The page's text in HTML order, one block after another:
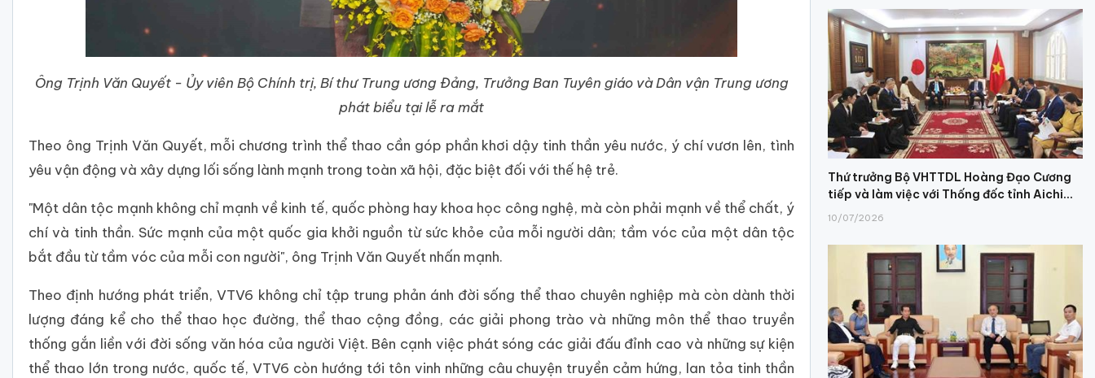
Ông Trịnh Văn Quyết - Ủy viên Bộ Chính trị, Bí thư Trung ương Đảng, Trưởng Ban Tuyên giáo và Dân vận Trung ương
phát biểu tại lễ ra mắt
Theo ông Trịnh Văn Quyết, mỗi chương trình thể thao cần góp phần khơi dậy tinh thần yêu nước, ý chí vươn lên, tình
yêu vận động và xây dựng lối sống lành mạnh trong toàn xã hội, đặc biệt đối với thế hệ trẻ.
"Một dân tộc mạnh không chỉ mạnh về kinh tế, quốc phòng hay khoa học công nghệ, mà còn phải mạnh về thể chất, ý
chí và tinh thần. Sức mạnh của một quốc gia khởi nguồn từ sức khỏe của mỗi người dân; tầm vóc của một dân tộc
bắt đầu từ tầm vóc của mỗi con người", ông Trịnh Văn Quyết nhấn mạnh.
Theo định hướng phát triển, VTV6 không chỉ tập trung phản ánh đời sống thể thao chuyên nghiệp mà còn dành thời
lượng đáng kể cho thể thao học đường, thể thao cộng đồng, các giải phong trào và những môn thể thao truyền
thống gắn liền với đời sống văn hóa của người Việt. Bên cạnh việc phát sóng các giải đấu đỉnh cao và những sự kiện
thể thao lớn trong nước, quốc tế, VTV6 còn hướng tới tôn vinh những câu chuyện truyền cảm hứng, lan tỏa tinh thần
Thứ trưởng Bộ VHTTDL Hoàng Đạo Cương
tiếp và làm việc với Thống đốc tỉnh Aichi...
10/07/2026